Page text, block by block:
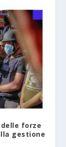
delle forze
gestione